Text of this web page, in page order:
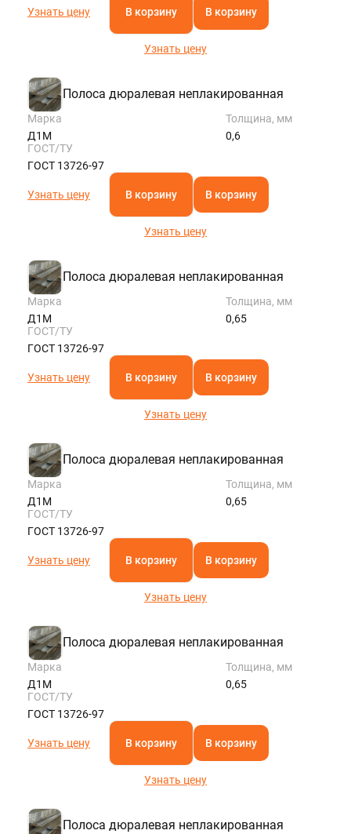
Узнать цену В корзину В корзину
Узнать цену
Полоса дюралевая неплакированная
Марка
Д1М
Толщина, мм
0,6
ГОСТ/ТУ
ГОСТ 13726-97
Узнать цену В корзину В корзину
Узнать цену
Полоса дюралевая неплакированная
Марка
Д1М
Толщина, мм
0,65
ГОСТ/ТУ
ГОСТ 13726-97
Узнать цену В корзину В корзину
Узнать цену
Полоса дюралевая неплакированная
Марка
Д1М
Толщина, мм
0,65
ГОСТ/ТУ
ГОСТ 13726-97
Узнать цену В корзину В корзину
Узнать цену
Полоса дюралевая неплакированная
Марка
Д1М
Толщина, мм
0,65
ГОСТ/ТУ
ГОСТ 13726-97
Узнать цену В корзину В корзину
Узнать цену
Полоса дюралевая неплакированная